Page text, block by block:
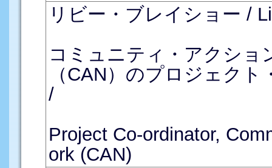
リビー・ブレイショー /
コミュニティ・アクショ
（CAN）のプロジェク
/
Project Co-ordinator,
ork (CAN)